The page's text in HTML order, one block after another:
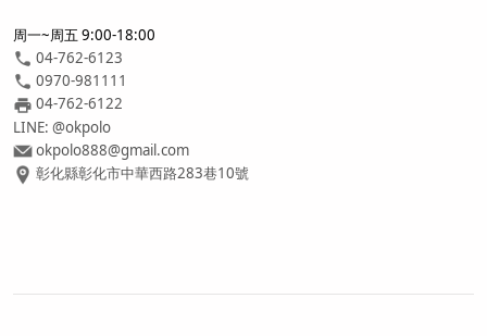
周一~周五 9:00-18:00
04-762-6123
0970-981111
04-762-6122
LINE: @okpolo
okpolo888@gmail.com
彰化縣彰化市中華西路283巷10號